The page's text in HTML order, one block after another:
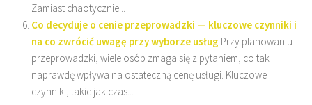
Zamiast chaotycznie...
Co decyduje o cenie przeprowadzki — kluczowe czynniki i
na co zwrócić uwagę przy wyborze usług Przy planowaniu
przeprowadzki, wiele osób zmaga się z pytaniem, co tak
naprawdę wpływa na ostateczną cenę usługi. Kluczowe
czynniki, takie jak czas...